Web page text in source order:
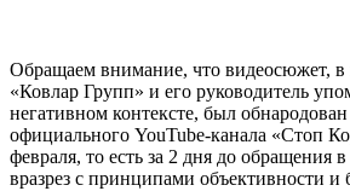
Обращаем внимание, что видеосюжет,
«Ковлар Групп» и его руководитель
негативном контексте, был
официального YouTube-канала «Стоп
февраля, то есть за 2 дня до обращения
вразрез с принципами объективности и